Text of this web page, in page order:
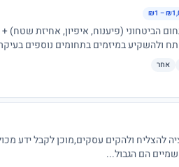
₪1 –
אחר
להצליח ולהקים עסקים,מוכן לקבל ידע
הם הגבול...